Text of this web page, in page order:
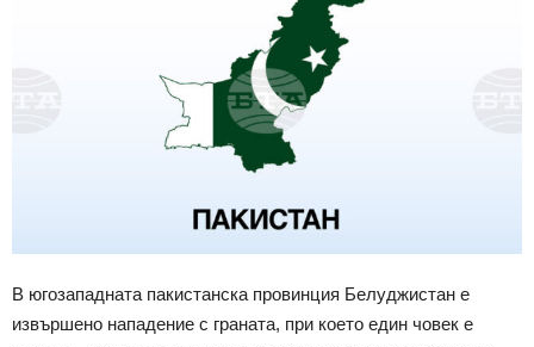
В югозападната пакистанска провинция Белуджистан е
извършено нападение с граната, при което един човек е